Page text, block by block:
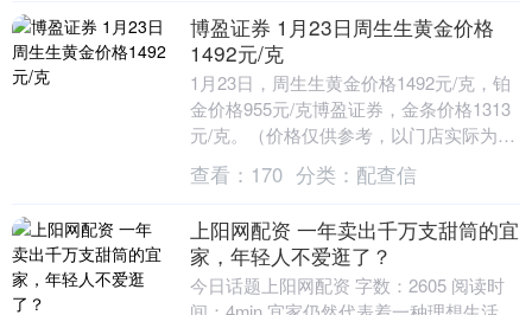
博盈证券 1月23日周生生黄金价格
1492元/克
1月23日，周生生黄金价格1492元/克，铂
金价格955元/克博盈证券，金条价格1313
元/克。（价格仅供参考，以门店实际为
准）同日上海黄金交易所现货黄金AU9....
查看： 170 分类： 配查信
上阳网配资 一年卖出千万支甜筒的宜
家，年轻人不爱逛了？
今日话题上阳网配资 字数：2605 阅读时